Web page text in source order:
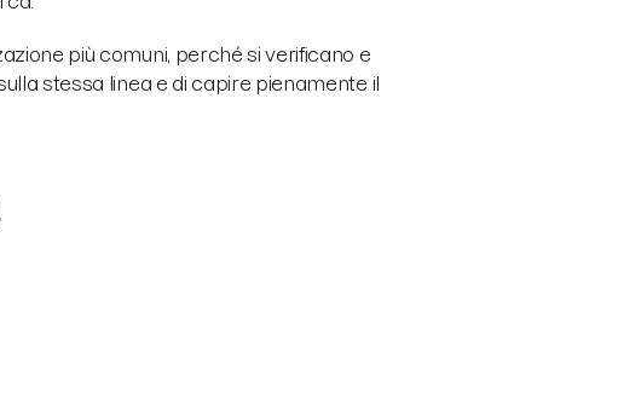
più comuni, perché si verificano e
stessa linea e di capire pienamente il